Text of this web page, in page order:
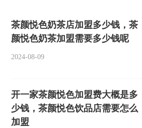
茶颜悦色奶茶店加盟多少钱，茶
颜悦色奶茶加盟需要多少钱呢
2024-08-09
开一家茶颜悦色加盟费大概是多
少钱，茶颜悦色饮品店需要怎么
加盟